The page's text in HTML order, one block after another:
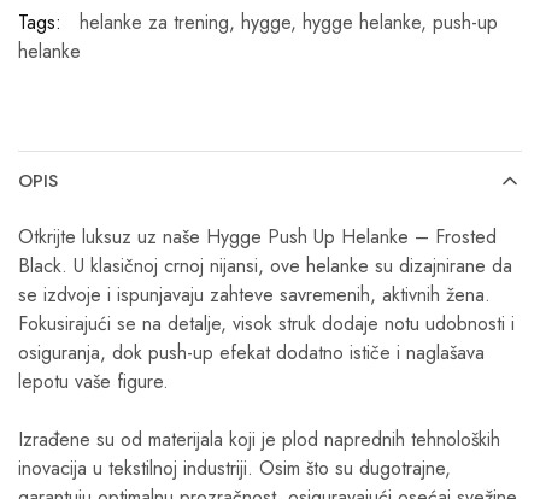
Tags: helanke za trening, hygge, hygge helanke, push-up
helanke
OPIS
Otkrijte luksuz uz naše Hygge Push Up Helanke – Frosted
Black. U klasičnoj crnoj nijansi, ove helanke su dizajnirane da
se izdvoje i ispunjavaju zahteve savremenih, aktivnih žena.
Fokusirajući se na detalje, visok struk dodaje notu udobnosti i
osiguranja, dok push-up efekat dodatno ističe i naglašava
lepotu vaše figure.
Izrađene su od materijala koji je plod naprednih tehnoloških
inovacija u tekstilnoj industriji. Osim što su dugotrajne,